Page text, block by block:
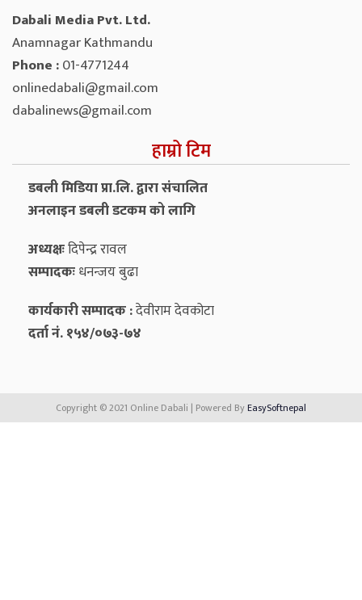
Dabali Media Pvt. Ltd.
Anamnagar Kathmandu
Phone :01-4771244
onlinedabali@gmail.com
dabalinews@gmail.com
हाम्रो टिम
डबली मिडिया प्रा.लि. द्वारा संचालित
अनलाइन डबली डटकम को लागि
अध्यक्षःदिपेन्द्र रावल
सम्पादकःधनन्‍जय बुढा
कार्यकारी सम्पादक :देवीराम देवकोटा
दर्ता नं. १५४/०७३-७४
Copyright © 2021 Online Dabali | Powered ByEasySoftnepal